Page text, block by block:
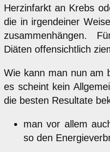
Herzinfarkt an Krebs
die in irgendeiner
zusammenhängen.
Diäten offensichtlich
Wie kann man nun am
es scheint kein
die besten Resultate
man vor allem
so den